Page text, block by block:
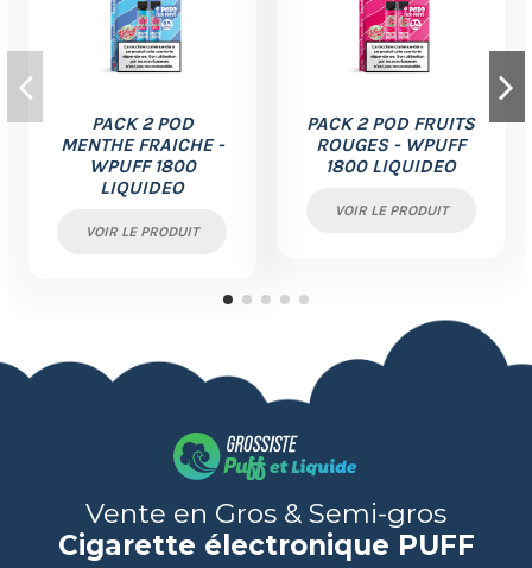
PACK 2 POD
MENTHE FRAICHE -
WPUFF 1800
LIQUIDEO
VOIR LE PRODUIT
PACK 2 POD FRUITS
ROUGES - WPUFF
1800 LIQUIDEO
VOIR LE PRODUIT
Vente en Gros & Semi-gros
Cigarette électronique PUFF